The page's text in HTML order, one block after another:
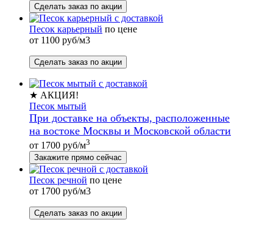
Сделать заказ по акции
Песок карьерный по цене
от 1100 руб/м3
Сделать заказ по акции
★ АКЦИЯ!
Песок мытый
При доставке на объекты, расположенные
на востоке Москвы и Московской области
от 1700 руб/м3
Закажите прямо сейчас
Песок речной по цене
от 1700 руб/м3
Сделать заказ по акции